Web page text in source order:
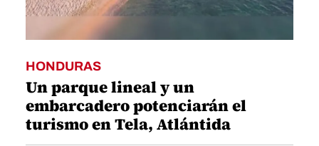
HONDURAS
Un parque lineal y un
embarcadero potenciarán el
turismo en Tela, Atlántida